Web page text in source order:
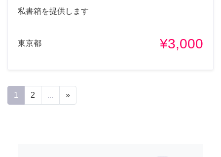
私書箱を提供します
東京都 ¥3,000
1 2 ... »